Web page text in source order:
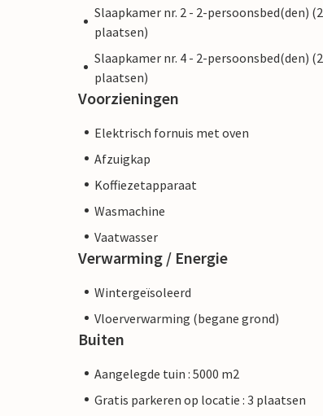
Slaapkamer nr. 2 - 2-persoonsbed(den) (2
plaatsen)
Slaapkamer nr. 4 - 2-persoonsbed(den) (2
plaatsen)
Voorzieningen
Elektrisch fornuis met oven
Afzuigkap
Koffiezetapparaat
Wasmachine
Vaatwasser
Verwarming / Energie
Wintergeïsoleerd
Vloerverwarming (begane grond)
Buiten
Aangelegde tuin : 5000 m2
Gratis parkeren op locatie : 3 plaatsen